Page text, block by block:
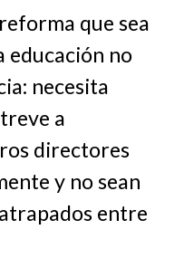
que sea
educación no
necesita
a
directores
y no sean
entre